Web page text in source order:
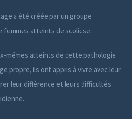
a été créée par un groupe
femmes atteints de scoliose.
mêmes atteints de cette pathologie
propre, ils ont appris à vivre avec leur
leur différence et leurs difficultés